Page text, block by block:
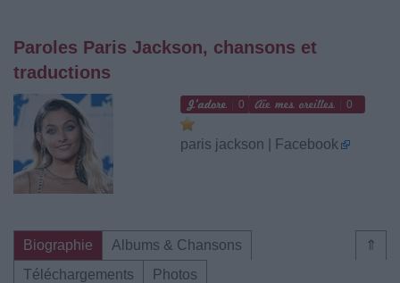
Paroles Paris Jackson, chansons et
traductions
0 0
paris jackson | Facebook
⇑
Biographie
Albums & Chansons
Téléchargements
Photos